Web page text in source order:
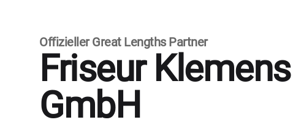
Offizieller Great Lengths Partner
Friseur Klemens
GmbH